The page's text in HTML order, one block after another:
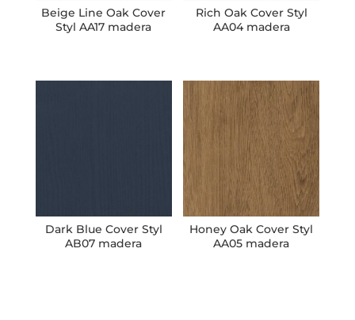
Beige Line Oak Cover
Styl AA17 madera
Rich Oak Cover Styl
AA04 madera
Dark Blue Cover Styl
AB07 madera
Honey Oak Cover Styl
AA05 madera